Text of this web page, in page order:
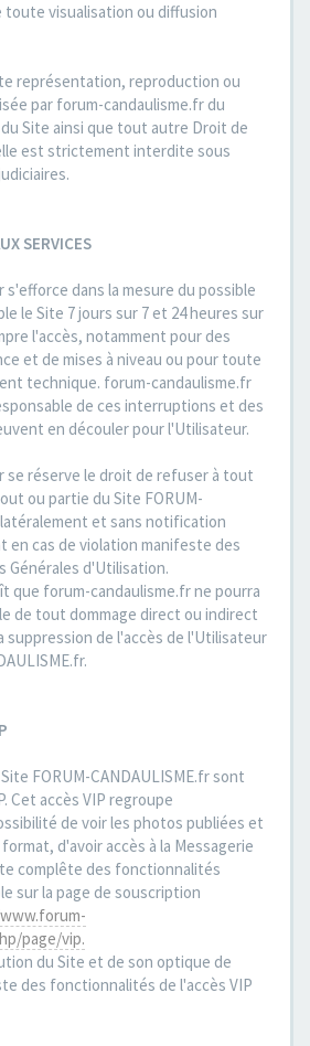
toute visualisation ou diffusion
représentation, reproduction ou
par forum-candaulisme.fr du
Site ainsi que tout autre Droit de
est strictement interdite sous
SERVICES
dans la mesure du possible
le Site 7 jours sur 7 et 24 heures sur
l'accès, notamment pour des
et de mises à niveau ou pour toute
technique. forum-candaulisme.fr
de ces interruptions et des
en découler pour l'Utilisateur.
se réserve le droit de refuser à tout
ou partie du Site FORUM-
et sans notification
en cas de violation manifeste des
Générales d'Utilisation.
que forum-candaulisme.fr ne pourra
de tout dommage direct ou indirect
suppression de l'accès de l'Utilisateur
FORUM-CANDAULISME.fr sont
Cet accès VIP regroupe
de voir les photos publiées et
d'avoir accès à la Messagerie
complête des fonctionnalités
sur la page de souscription
page/vip.
du Site et de son optique de
des fonctionnalités de l'accès VIP